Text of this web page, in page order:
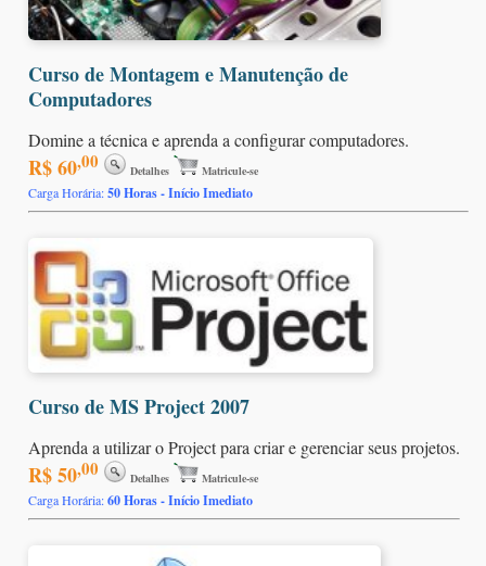
Curso de Montagem e Manutenção de
Computadores
Domine a técnica e aprenda a configurar computadores.
R$ 60,00 Detalhes Matricule-se
Carga Horária:50 Horas - Início Imediato
Curso de MS Project 2007
Aprenda a utilizar o Project para criar e gerenciar seus projetos.
R$ 50,00 Detalhes Matricule-se
Carga Horária:60 Horas - Início Imediato